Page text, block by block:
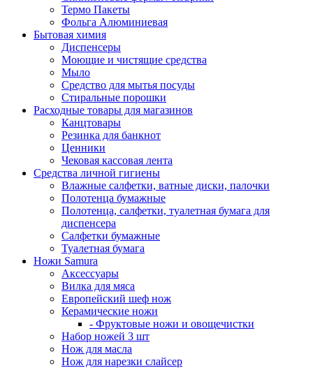
Термо Пакеты
Фольга Алюминиевая
Бытовая химия
Диспенсеры
Моющие и чистящие средства
Мыло
Средство для мытья посуды
Стиральные порошки
Расходные товары для магазинов
Канцтовары
Резинка для банкнот
Ценники
Чековая кассовая лента
Средства личной гигиены
Влажные салфетки, ватные диски, палочки
Полотенца бумажные
Полотенца, салфетки, туалетная бумага для
диспенсера
Салфетки бумажные
Туалетная бумага
Ножи Samura
Аксессуары
Вилка для мяса
Европейский шеф нож
Керамические ножи
- Фруктовые ножи и овощечистки
Набор ножей 3 шт
Нож для масла
Нож для нарезки слайсер